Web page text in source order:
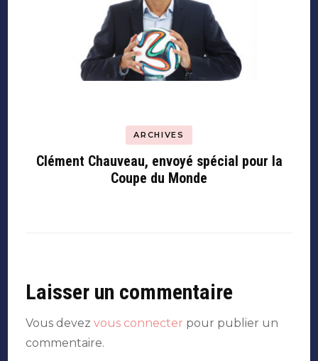
ARCHIVES
Clément Chauveau, envoyé spécial pour la
Coupe du Monde
Laisser un commentaire
Vous devezvous connecter pour publier un
commentaire.